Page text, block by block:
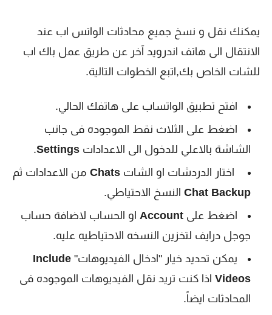
يمكنك نقل و نسخ جميع محادثات الواتس اب عند
الانتقال الى هاتف اندرويد آخر عن طريق عمل باك اب
للشات الخاص بك,اتبع الخطوات التالية.
افتح تطبيق الواتساب على هاتفك الحالي.
اضغط على الثلاث نقط الموجوده فى جانب
الشاشة بالاعلي للدخول الى الاعدادات Settings
.
اختار الدردشات او الشات Chats من الاعدادات ثم
Chat Backup النسخ الاحتياطي.
اضغط على Account او الحساب لاضافة حساب
جوجل درايف لتخزين النسخه الاحتياطيه عليه.
يمكن تحديد خيار "ادخال الفيديوهات" Include
Videos اذا كنت تريد نقل الفيديوهات الموجوده فى
المحادثات ايضاً.